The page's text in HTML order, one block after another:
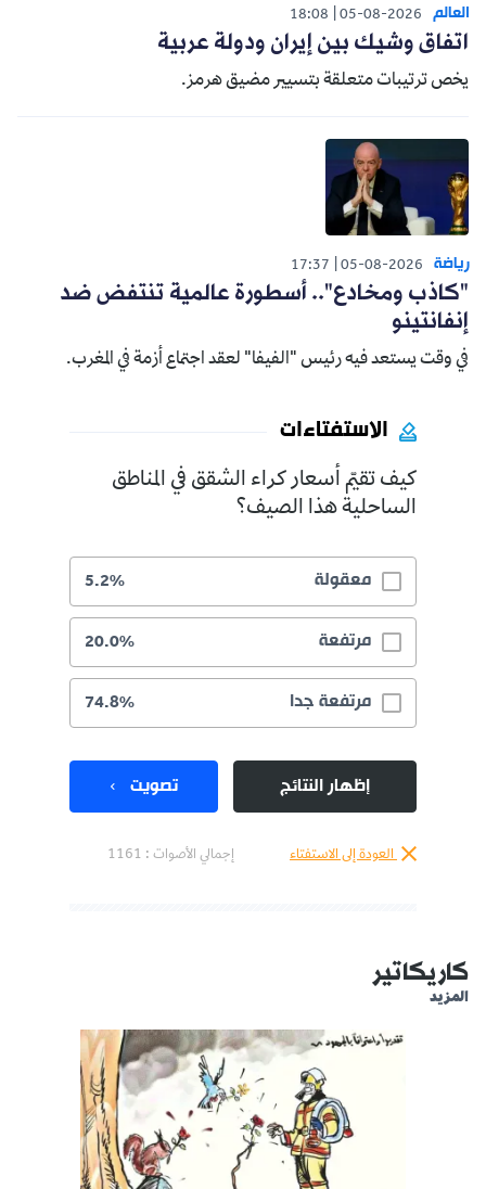
العالم 05-08-2026
18:08
اتفاق وشيك بين إيران ودولة عربية
يخص ترتيبات متعلقة بتسيير مضيق هرمز.
رياضة 05-08-2026
17:37
"كاذب ومخادع".. أسطورة عالمية تنتفض ضد
إنفانتينو
في وقت يستعد فيه رئيس "الفيفا" لعقد اجتماع أزمة في المغرب.
الاستفتاءات
كيف تقيّم أسعار كراء الشقق في المناطق
الساحلية هذا الصيف؟
معقولة 5.2%
مرتفعة 20.0%
مرتفعة جدا 74.8%
إظهار النتائج تصويت
العودة إلى الاستفتاء إجمالي الأصوات : 1161
كاريكاتير
المزيد